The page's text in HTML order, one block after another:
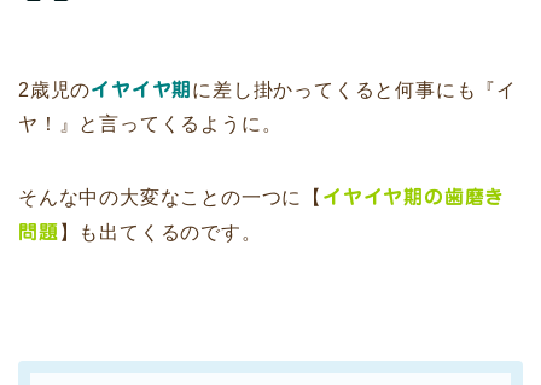
2歳児のイヤイヤ期 に差し掛かってくると何事にも『イ
ヤ！』と言ってくるように。
そんな中の大変なことの一つに【 イヤイヤ期の歯磨き
問題 】も出てくるのです。